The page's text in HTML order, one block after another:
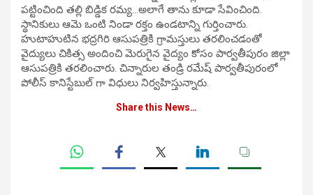
పట్టించింది తల్లి బిడ్డిక రమ్య…అలాగే తాను కూడా సేవించింది.
స్థానికులు ఆమె ఒంటి నిండా రక్తం ఉండటాన్ని గుర్తించారు.
హుటాహుటిన భద్రగిరి ఆసుపత్రికి గ్రామస్తులు తరలించడంతో
వైద్యులు చికిత్స అందించి మెరుగైన వైద్యం కోసం పార్వతీపురం జిల్లా
ఆసుపత్రికి తరలించారు. చిన్నారుల తండ్రి రమేష్ పార్వతీపురంలో
పోలీస్ కానిస్టేబుల్ గా విధులు నిర్వహిస్తున్నారు.
Share this News…